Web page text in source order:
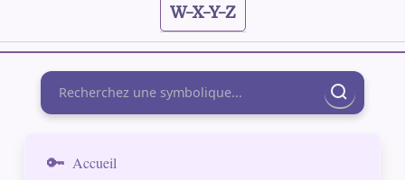
W-X-Y-Z
Rechercher
Accueil